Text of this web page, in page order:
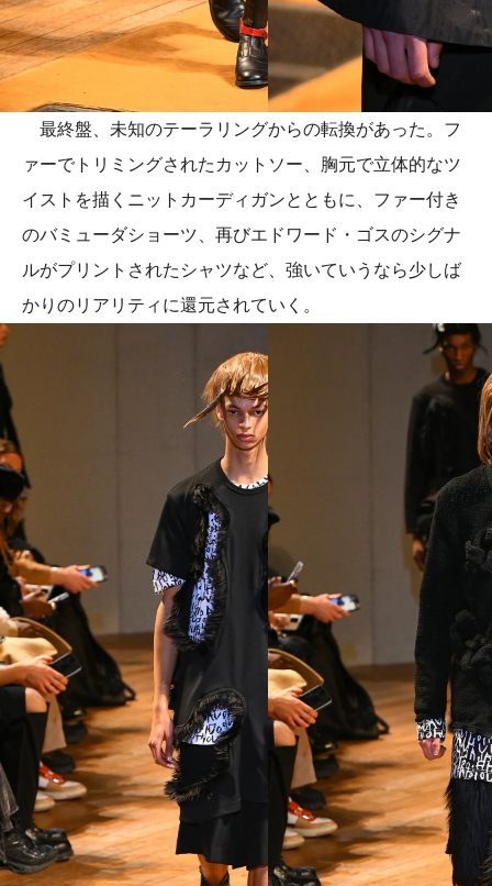
最終盤、未知のテーラリングからの転換があった。フ
ァーでトリミングされたカットソー、胸元で立体的なツ
イストを描くニットカーディガンとともに、ファー付き
のバミューダショーツ、再びエドワード・ゴスのシグナ
ルがプリントされたシャツなど、強いていうなら少しば
かりのリアリティに還元されていく。